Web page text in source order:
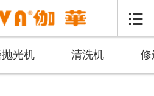

光机 清洗机 修